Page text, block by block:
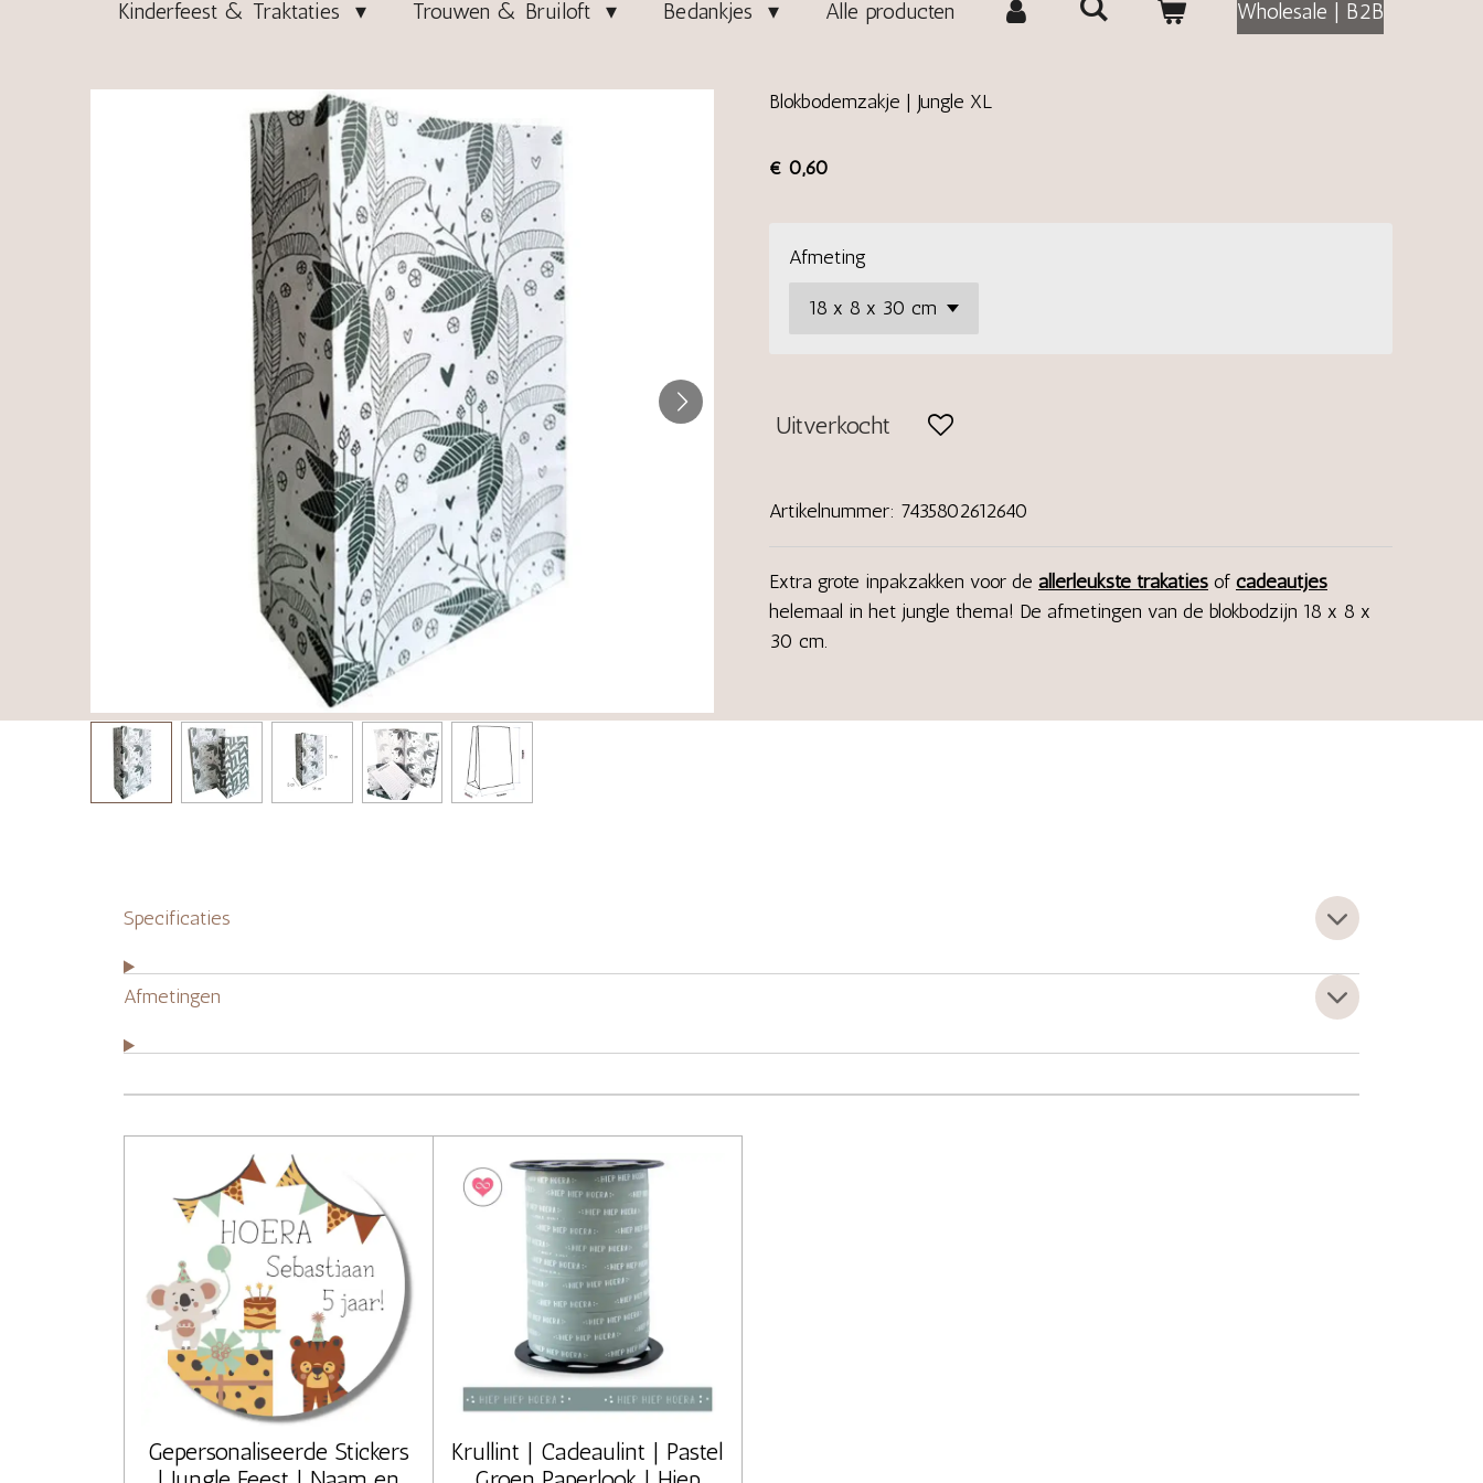
Kinderfeest & Traktaties Trouwen & Bruiloft Bedankjes Alle producten Wholesale | B2B
Blokbodemzakje | Jungle XL
€ 0,60
Afmeting
Uitverkocht
Artikelnummer: 7435802612640
Extra grote inpakzakken voor de allerleukste trakaties of cadeautjes
helemaal in het jungle thema! De afmetingen van de blokbodzijn 18 x 8 x
30 cm.
Specificaties
Afmetingen
Gepersonaliseerde Stickers
Krullint | Cadeaulint | Pastel